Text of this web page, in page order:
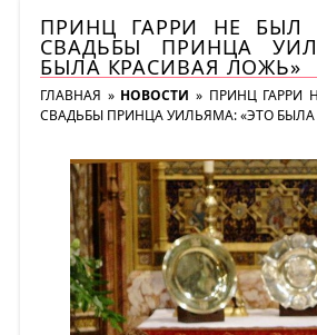
ПРИНЦ ГАРРИ НЕ БЫЛ
СВАДЬБЫ ПРИНЦА
БЫЛА КРАСИВАЯ ЛОЖЬ»
ГЛАВНАЯ » НОВОСТИ » ПРИНЦ ГАРРИ
СВАДЬБЫ ПРИНЦА УИЛЬЯМА: «ЭТО